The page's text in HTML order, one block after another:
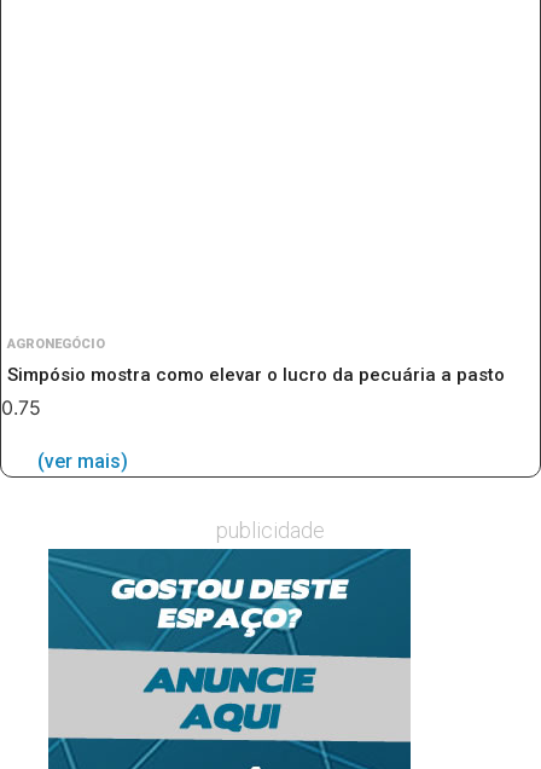
AGRONEGÓCIO
Simpósio mostra como elevar o lucro da pecuária a pasto
(ver mais)
publicidade